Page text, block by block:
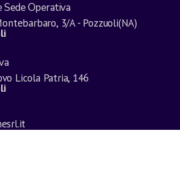
Sede Operativa
3/A - Pozzuoli(NA)
Licola Patria, 146